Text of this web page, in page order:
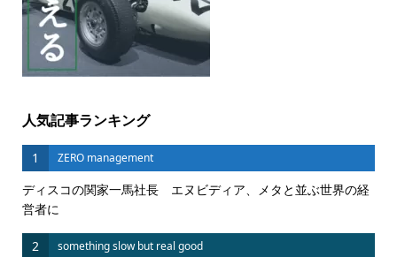
人気記事ランキング
1 ZERO management
ディスコの関家一馬社長 エヌビディア、メタと並ぶ世界の経
営者に
2 something slow but real good